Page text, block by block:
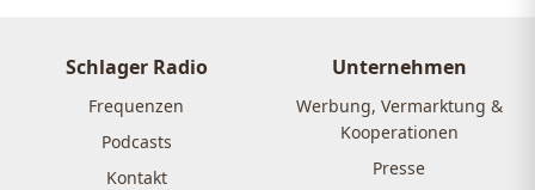
Schlager Radio
Frequenzen
Podcasts
Kontakt
Unternehmen
Werbung, Vermarktung &
Kooperationen
Presse